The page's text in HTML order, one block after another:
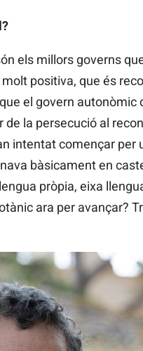
els millors governs
positiva, que és
el govern
la persecució al
intentat començar
bàsicament en
pròpia, eixa
ara per avançar?